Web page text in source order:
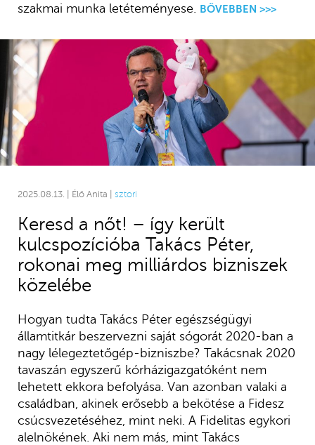
szakmai munka letéteményese.
BŐVEBBEN >>>
2025.08.13. | Élő Anita | sztori
Keresd a nőt! – így került
kulcspozícióba Takács Péter,
rokonai meg milliárdos bizniszek
közelébe
Hogyan tudta Takács Péter egészségügyi
államtitkár beszervezni saját sógorát 2020-ban a
nagy lélegeztetőgép-bizniszbe? Takácsnak 2020
tavaszán egyszerű kórházigazgatóként nem
lehetett ekkora befolyása. Van azonban valaki a
családban, akinek erősebb a bekötése a Fidesz
csúcsvezetéséhez, mint neki. A Fidelitas egykori
alelnökének. Aki nem más, mint Takács